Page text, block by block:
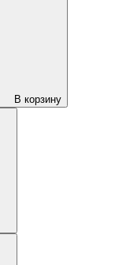
В корзину